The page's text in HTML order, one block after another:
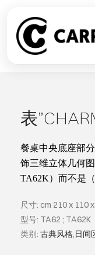
content
表
餐桌中央底座部
饰三维立体几何
TA62K）而不是
尺寸: cm 210 x 110
型号: TA62 ; TA62K
类别: 古典风格,日间